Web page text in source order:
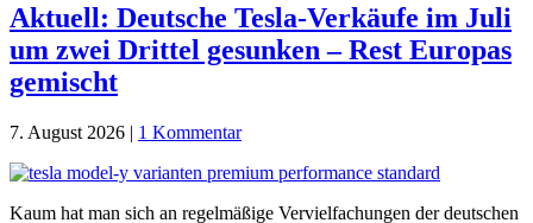
Aktuell: Deutsche Tesla-Verkäufe im Juli
um zwei Drittel gesunken – Rest Europas
gemischt
7. August 2026 | 1 Kommentar
Kaum hat man sich an regelmäßige Vervielfachungen der deutschen